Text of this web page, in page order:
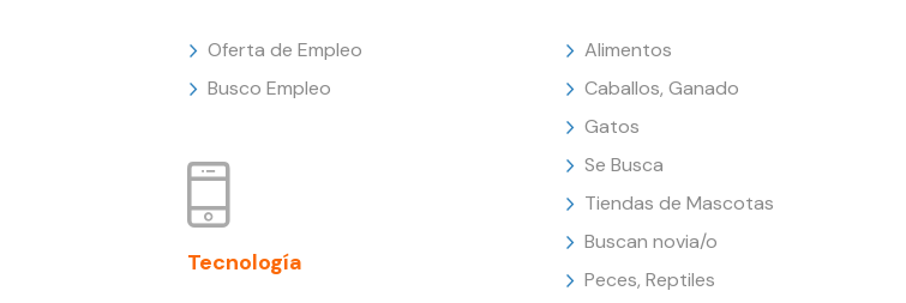
Oferta de Empleo
Busco Empleo
Tecnología
Alimentos
Caballos, Ganado
Gatos
Se Busca
Tiendas de Mascotas
Buscan novia/o
Peces, Reptiles